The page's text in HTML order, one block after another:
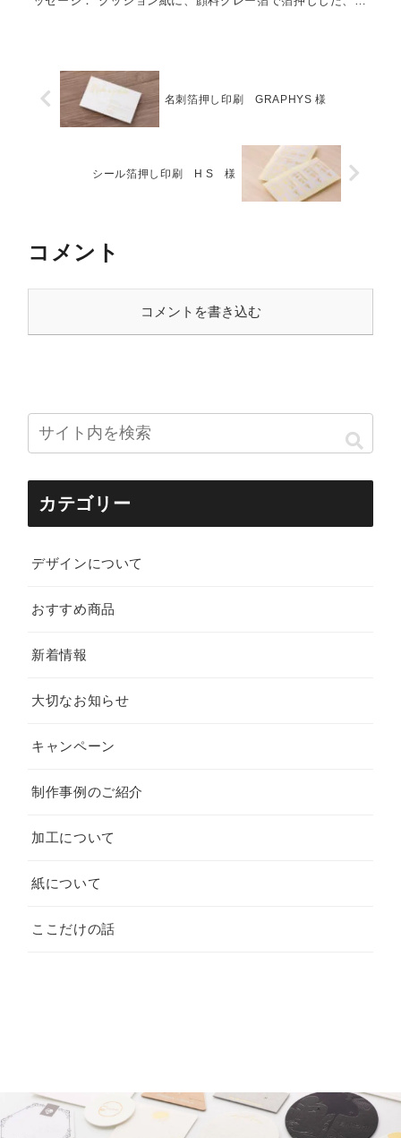
名刺箔押し印刷 GRAPHYS 様
シール箔押し印刷 H S 様
コメント
コメントを書き込む
カテゴリー
デザインについて
おすすめ商品
新着情報
大切なお知らせ
キャンペーン
制作事例のご紹介
加工について
紙について
ここだけの話